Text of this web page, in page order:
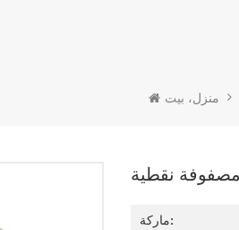
منزل، بيت
نقطية
ماركة: